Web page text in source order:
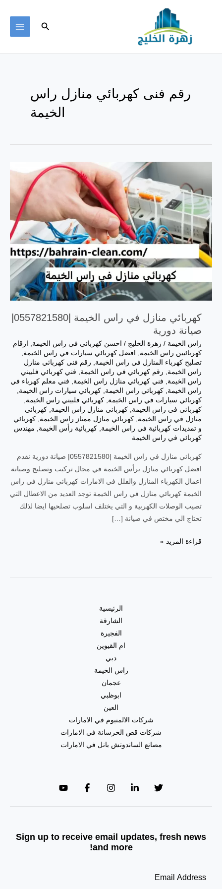
البحث
رقم فنى كهربائي منازل راس
الخيمة
كهربائي منازل في راس الخيمة |0557821580|
صيانة دورية
راس الخيمة / زهرة الخليج / احسن كهربائي في راس الخيمة
ارقام
كهربائيين راس الخيمة
افضل كهربائي سيارات في راس الخيمة
تصليح كهرباء المنازل في راس الخيمة
رقم فنى كهربائي منازل
راس الخيمة
رقم كهربائي في راس الخيمة
فني كهربائي فلبيني
راس الخيمة
فني كهربائي منازل راس الخيمة
فني معلم كهرباء في
راس الخيمة كهربائي راس الخيمة كهربائي سيارات راس الخيمة
كهربائي سيارات في راس الخيمة كهربائي فلبيني راس الخيمة
كهربائي في راس الخيمة كهربائي منازل راس الخيمة كهربائي
منازل في راس الخيمة كهربائي منازل ممتاز راس الخيمة كهربائي
و تمديدات كهربائية في راس الخيمة كهربائية رأس الخيمة
مهندس
كهربائي في راس الخيمة
كهربائي منازل في راس الخيمة |0557821580| صيانة دورية نقدم
افضل كهربائي منازل برأس الخيمة في مجال تركيب وتصليح وصيانة
اعمال الكهرباء المنازل والفلل في الامارات كهربائي منازل في راس
الخيمة كهربائي منازل في راس الخيمة توجد العديد من الاعطال التي
تصيب الوصلات الكهربية و التي يختلف اسلوب تصلحيها ايضا لذلك
تحتاج الي مختص في صيانة […]
قراءة المزيد »
الرئيسية
الشارقة
الفجيرة
ام القيوين
دبي
راس الخيمة
عجمان
ابوظبي
العين
شركات الالمنيوم في الامارات
شركات قص الخرسانة في الامارات
مصانع الساندوتش بانل في الامارات
Sign up to receive email updates, fresh news
and more!